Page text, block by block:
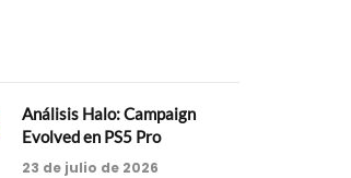
Análisis Halo: Campaign
Evolved en PS5 Pro
23 de julio de 2026